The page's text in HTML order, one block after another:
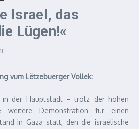
Israel, das
Lügen!«
vum Lëtzebuerger Vollek:
in der Hauptstadt – trotz der hohen
weitere Demonstration für einen
in Gaza statt, den die israelische